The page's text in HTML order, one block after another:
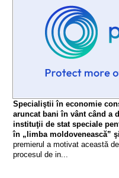
Specialiştii în economie
aruncat bani în vânt când a
instituţii de stat speciale
în „limba moldovenească”
premierul a motivat această
procesul de in...